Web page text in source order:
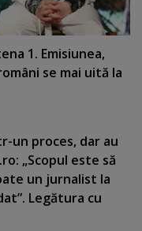
1. Emisiunea,
se mai uită la
un proces, dar au
„Scopul este să
un jurnalist la
Legătura cu